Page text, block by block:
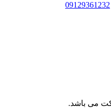
09129361232
می باشد.